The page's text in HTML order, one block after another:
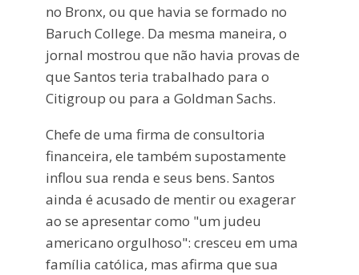
no Bronx, ou que havia se formado no
Baruch College. Da mesma maneira, o
jornal mostrou que não havia provas de
que Santos teria trabalhado para o
Citigroup ou para a Goldman Sachs.
Chefe de uma firma de consultoria
financeira, ele também supostamente
inflou sua renda e seus bens. Santos
ainda é acusado de mentir ou exagerar
ao se apresentar como "um judeu
americano orgulhoso": cresceu em uma
família católica, mas afirma que sua